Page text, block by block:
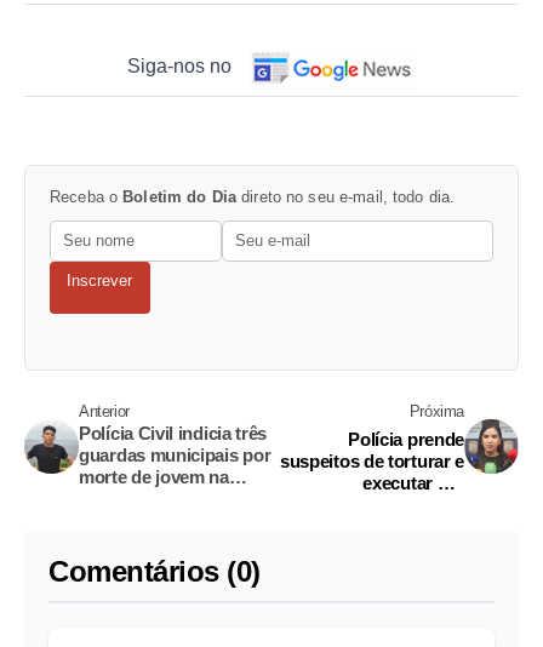
Siga-nos no
Receba o Boletim do Diadireto no seu e-mail, todo dia.
Inscrever
Anterior
Polícia Civil indicia três
guardas municipais por
morte de jovem na
Próxima
Polícia prende
suspeitos de torturar e
executar PM
Comentários (0)